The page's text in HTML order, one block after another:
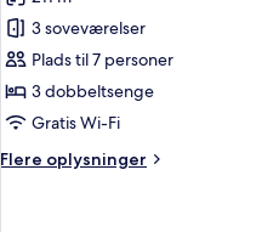
Peak
Three
Bedroom
Residence
3 soveværelser
Plads til 7 personer
3 dobbeltsenge
Gratis Wi-Fi
Flere oplysninger
Flere